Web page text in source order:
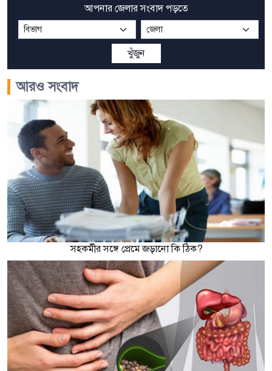
আপনার জেলার সংবাদ পড়তে
খুঁজুন
আরও সংবাদ
সহকর্মীর সঙ্গে প্রেমে জড়ানো কি ঠিক?